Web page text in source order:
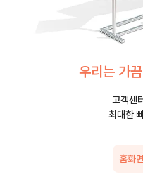
우리는 가
고객센
최대한
홈화